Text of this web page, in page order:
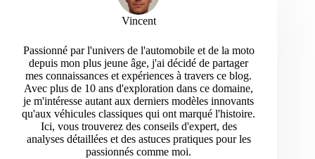
Vincent
Passionné par l'univers de l'automobile et de la moto
depuis mon plus jeune âge, j'ai décidé de partager
mes connaissances et expériences à travers ce blog.
Avec plus de 10 ans d'exploration dans ce domaine,
je m'intéresse autant aux derniers modèles innovants
qu'aux véhicules classiques qui ont marqué l'histoire.
Ici, vous trouverez des conseils d'expert, des
analyses détaillées et des astuces pratiques pour les
passionnés comme moi.